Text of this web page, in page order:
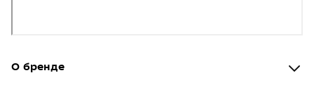
О бренде